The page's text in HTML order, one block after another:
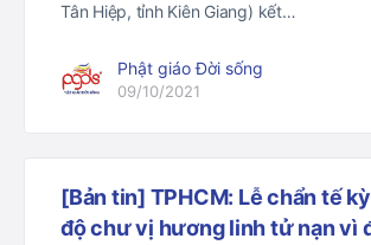
Tân Hiệp, tỉnh Kiên Giang) kết…
Phật giáo Đời sống
09/10/2021
[Bản tin] TPHCM: Lễ chẩn tế
độ chư vị hương linh tử nạn vì